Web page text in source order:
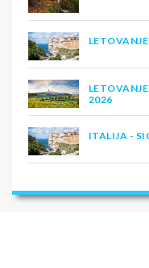
2026
ITALIJA -